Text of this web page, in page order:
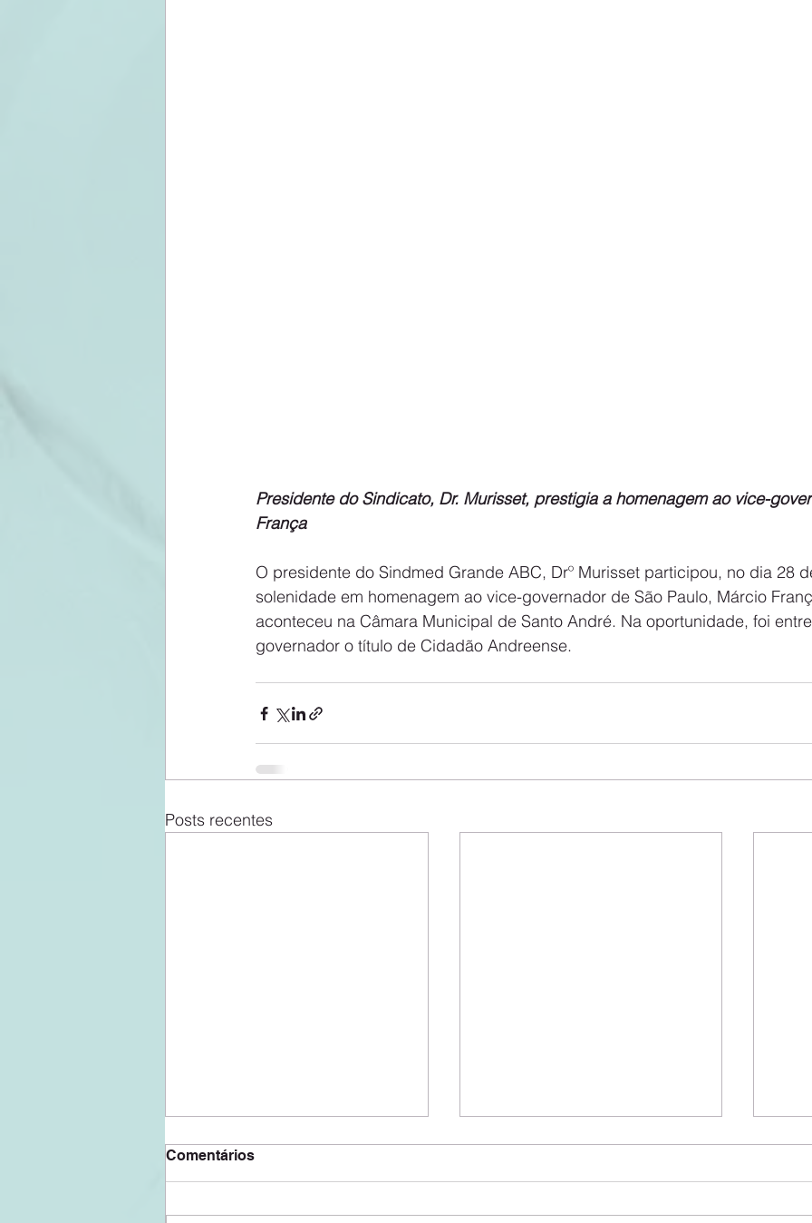
Presidente do Sindicato, Dr. Murisset, prestigia a homenagem ao vice-
França
O presidente do Sindmed Grande ABC, Drº Murisset participou, no dia 28
solenidade em homenagem ao vice-governador de São Paulo, Márcio
aconteceu na Câmara Municipal de Santo André. Na oportunidade, foi
governador o título de Cidadão Andreense.
Posts recentes
Comentários